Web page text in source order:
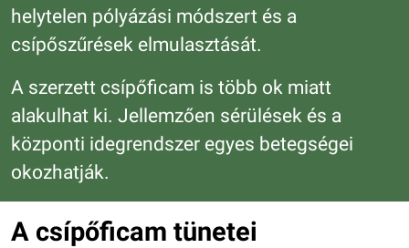
helytelen pólyázási módszert és a
csípőszűrések elmulasztását.
A szerzett csípőficam is több ok miatt
alakulhat ki. Jellemzően sérülések és a
központi idegrendszer egyes betegségei
okozhatják.
A csípőficam tünetei